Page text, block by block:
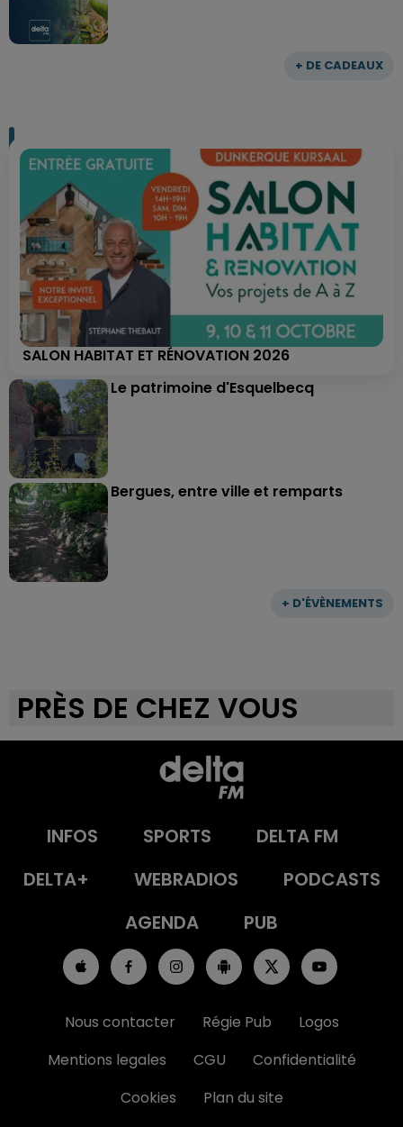
+ DE CADEAUX
+ D'ÉVÈNEMENTS
SALON HABITAT ET RÉNOVATION 2026
Le patrimoine d'Esquelbecq
Bergues, entre ville et remparts
PRÈS DE CHEZ VOUS
INFOS SPORTS
DELTA FM
DELTA+
WEBRADIOS
PODCASTS
AGENDA
PUB
Nous contacter Régie Pub
Logos
Mentions legales
CGU
Confidentialité
Cookies
Plan du site